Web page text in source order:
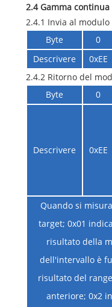
2.4 Gamma continua
2.4.1 Invia al
Byte
0
Descrivere
0xEE
2.4.2 Ritorno del
Byte
0
Descrivere 0xEE
Quando si
target; 0x01
risultato della
dell'intervallo è
risultato del
anteriore; 0x2